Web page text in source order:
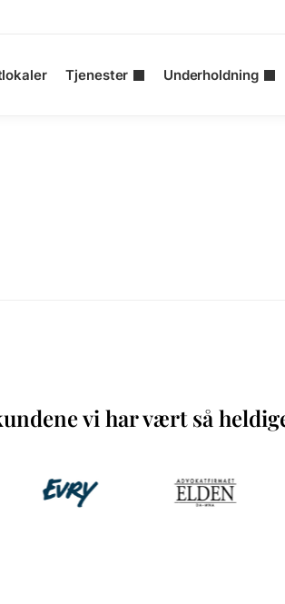
Tjenester Underholdning
vi har vært så